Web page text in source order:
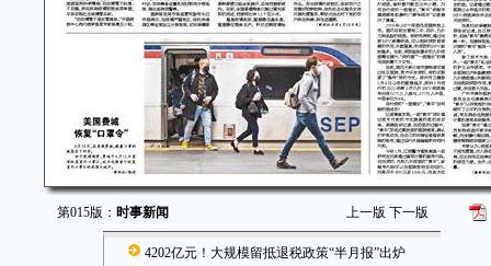
第015版： 时事新闻 上一版 下一版
4202亿元！大规模留抵退税政策“半月报”出炉